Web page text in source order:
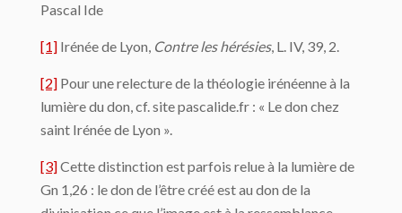
Pascal Ide
[1] Irénée de Lyon, Contre les hérésies, L. IV, 39, 2.
[2] Pour une relecture de la théologie irénéenne à la
lumière du don, cf. site pascalide.fr : « Le don chez
saint Irénée de Lyon ».
[3]Cette distinction est parfois relue à la lumière de
Gn 1,26 : le don de l’être créé est au don de la